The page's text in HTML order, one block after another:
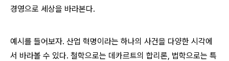
경영으로 세상을 바라본다.
예시를 들어보자. 산업 혁명이라는 하나의 사건을 다양한 시각에
서 바라볼 수 있다. 철학으로는 데카르트의 합리론, 법학으로는 특